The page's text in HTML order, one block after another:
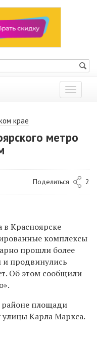
Показать
меню
крае
метро
Поделиться 2
в Красноярске
комплексы
прошли более
и продвинулись
Об этом сообщили
районе площади
Карла Маркса.